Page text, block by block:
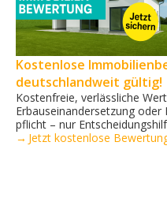
Kostenlose
deutschlandweit gültig!
Kostenfreie, verlässliche
Erbauseinandersetzung
pflicht – nur
→ Jetzt kostenlose